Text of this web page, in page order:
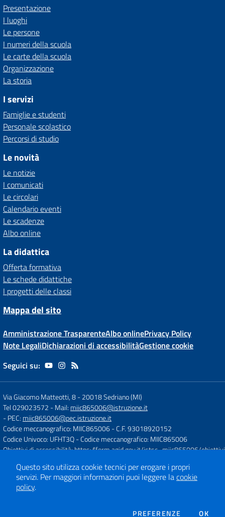
Presentazione
I luoghi
Le persone
I numeri della scuola
Le carte della scuola
Organizzazione
La storia
I servizi
Famiglie e studenti
Personale scolastico
Percorsi di studio
Le novità
Le notizie
I comunicati
Le circolari
Calendario eventi
Le scadenze
Albo online
La didattica
Offerta formativa
Le schede didattiche
I progetti delle classi
Mappa del sito
Amministrazione TrasparenteAlbo onlinePrivacy Policy
Note LegaliDichiarazioni di accessibilitàGestione cookie
Seguici su:
Via Giacomo Matteotti, 8-20018 Sedriano (MI)
Tel 029023572 - Mail: miic865006@istruzione.it
- PEC: miic865006@pec.istruzione.it
Codice meccanografico: MIIC865006- C.F. 93018920152
Codice Univoco: UFHT3Q- Codice meccanografico: MIIC865006
Obiettivi di accessibilità:https://form.agid.gov.it/istsc_miic865006/obiettivi
Concept & Design by
Designers Italia
Questo sito utilizza cookie tecnici per erogare i propri
servizi. Per maggiori informazioni puoi leggere lacookie
policy.
PREFERENZE DEI COOKIE
OK